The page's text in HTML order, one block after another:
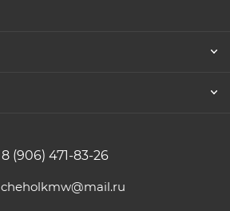
8 (906) 471-83-26
cheholkmw@mail.ru